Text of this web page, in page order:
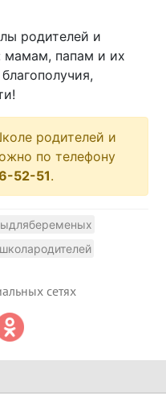
родителей и
мамам, папам и их
родителей и
по телефону
52-51.
сетях